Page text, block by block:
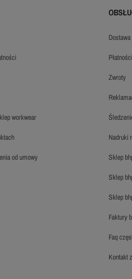
workwear
od umowy
dostawa
płatności
zwroty
sklep
sklep
sklep
faktury
faq
kontakt